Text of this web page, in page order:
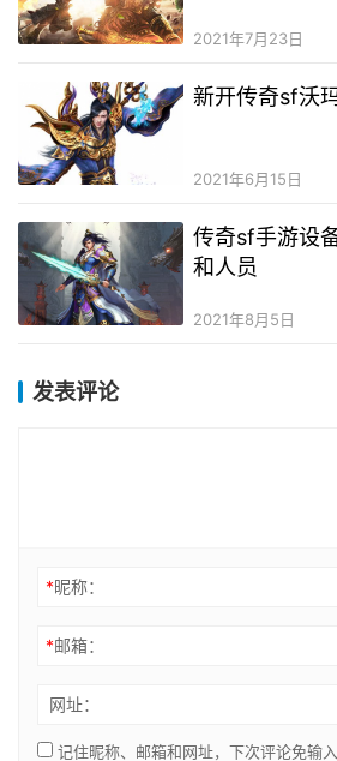
2021年7月23日
新开传奇sf沃
2021年6月15日
传奇sf手游设
和人员
2021年8月5日
发表评论
*昵称：
*邮箱：
网址：
记住昵称、邮箱和网址，下次评论免输入